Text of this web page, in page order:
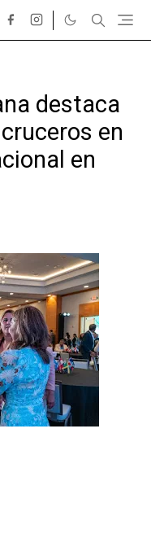
destaca
en
en